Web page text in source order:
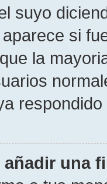
suyo
si
la
una